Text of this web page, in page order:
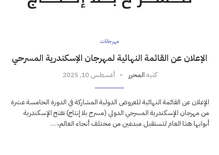
مهرجانات
الإعلان عن القائمة النهائية لمهرجان الإسكندرية المسرحي
كتبهالمحرر أغسطس 10, 2025
الإعلان عن القائمة النهائية للعروض الدولية المشاركة في الدورة الخامسة عشرة
من مهرجان الإسكندرية المسرحي الدولي (مسرح بلا إنتاج) تفتح الإسكندرية
أبوابها هذا العام لتستقبل مبدعين من مختلف أنحاء العالم، …